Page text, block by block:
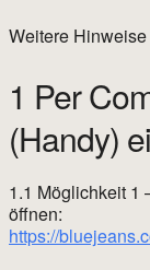
Weitere
1 Per
(Handy)
1.1 Möglichkeit 1
öffnen:
https://